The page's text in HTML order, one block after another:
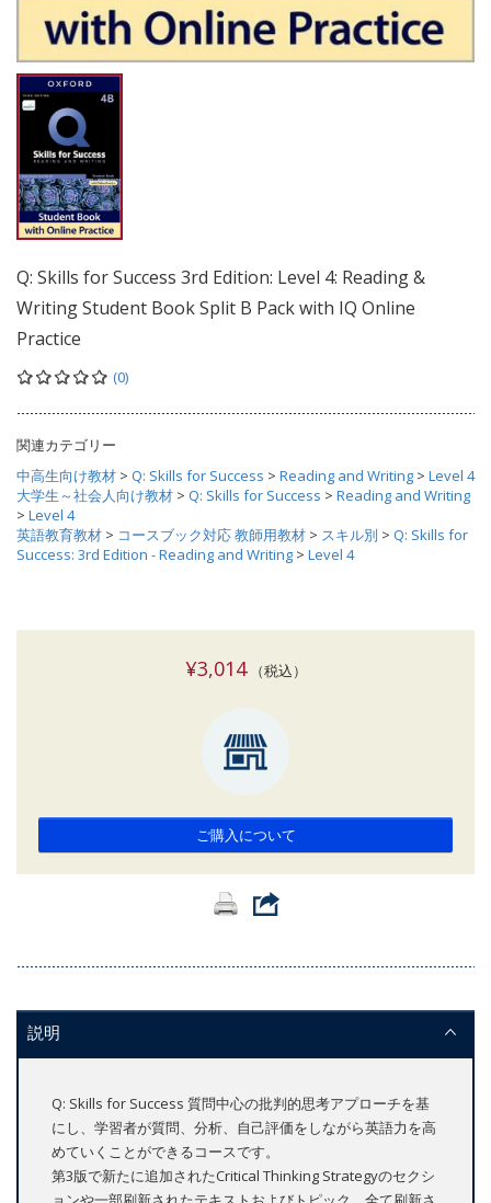
Q: Skills for Success 3rd Edition: Level 4: Reading &
Writing Student Book Split B Pack with IQ Online
Practice
(0)
関連カテゴリー
中高生向け教材 > Q: Skills for Success > Reading and Writing > Level 4
大学生～社会人向け教材 > Q: Skills for Success > Reading and Writing
> Level 4
英語教育教材 > コースブック対応 教師用教材 > スキル別 > Q: Skills for
Success: 3rd Edition - Reading and Writing > Level 4
¥3,014（税込）
ご購入について
説明
Q: Skills for Success 質問中心の批判的思考アプローチを基
にし、学習者が質問、分析、自己評価をしながら英語力を高
めていくことができるコースです。
第3版で新たに追加されたCritical Thinking Strategyのセクシ